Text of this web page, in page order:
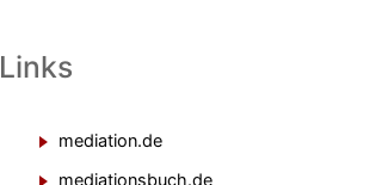
Links
mediation.de
mediationsbuch.de